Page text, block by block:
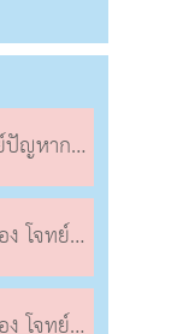
ะระยะเวลา (1)
ละระยะเวลา (1)